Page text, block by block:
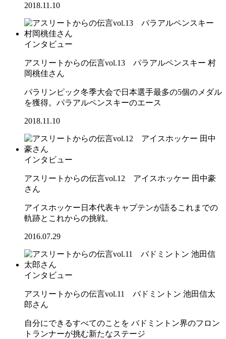
2018.11.10
インタビュー
アスリートからの伝言vol.13 パラアルペンスキー 村
岡桃佳さん
パラリンピック冬季大会で日本選手最多の5個のメダル
を獲得。パラアルペンスキーのエース
2018.11.10
インタビュー
アスリートからの伝言vol.12 アイスホッケー 田中豪
さん
アイスホッケー日本代表キャプテンが語るこれまでの
軌跡とこれからの挑戦。
2016.07.29
インタビュー
アスリートからの伝言vol.11 バドミントン 池田信太
郎さん
自分にできるすべてのことを バドミントン界のフロン
トランナーが挑む新たなステージ